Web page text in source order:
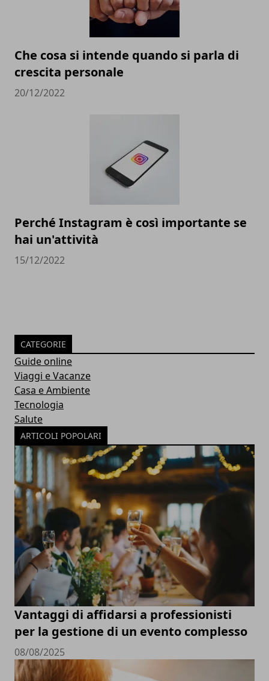
Che cosa si intende quando si parla di
crescita personale
20/12/2022
Perché Instagram è così importante se
hai un'attività
15/12/2022
CATEGORIE
Guide online
Viaggi e Vacanze
Casa e Ambiente
Tecnologia
Salute
ARTICOLI POPOLARI
Vantaggi di affidarsi a professionisti
per la gestione di un evento complesso
08/08/2025